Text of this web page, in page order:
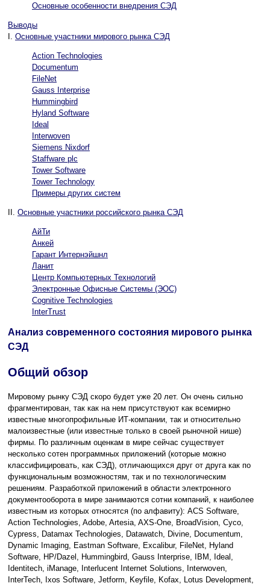
Основные особенности внедрения СЭД
Выводы
I. Основные участники мирового рынка СЭД
Action Technologies
Documentum
FileNet
Gauss Interprise
Hummingbird
Hyland Software
Ideal
Interwoven
Siemens Nixdorf
Staffware plc
Tower Software
Tower Technology
Примеры других систем
II. Основные участники российского рынка СЭД
АйТи
Анкей
Гарант Интернэйшнл
Ланит
Центр Компьютерных Технологий
Электронные Офисные Системы (ЭОС)
Cognitive Technologies
InterTrust
Анализ современного состояния мирового рынка
СЭД
Общий обзор
Мировому рынку СЭД скоро будет уже 20 лет. Он очень сильно
фрагментирован, так как на нем присутствуют как всемирно
известные многопрофильные ИТ-компании, так и относительно
малоизвестные (или известные только в своей рыночной нише)
фирмы. По различным оценкам в мире сейчас существует
несколько сотен программных приложений (которые можно
классифицировать, как СЭД), отличающихся друг от друга как по
функциональным возможностям, так и по технологическим
решениям. Разработкой приложений в области электронного
документооборота в мире занимаются сотни компаний, к наиболее
известным из которых относятся (по алфавиту): ACS Software,
Action Technologies, Adobe, Artesia, AXS-One, BroadVision, Cyco,
Cypress, Datamax Technologies, Datawatch, Divine, Documentum,
Dynamic Imaging, Eastman Software, Excalibur, FileNet, Hyland
Software, HP/Dazel, Hummingbird, Gauss Interprise, IBM, Ideal,
Identitech, iManage, Interlucent Internet Solutions, Interwoven,
InterTech, Ixos Software, Jetform, Keyfile, Kofax, Lotus Development,